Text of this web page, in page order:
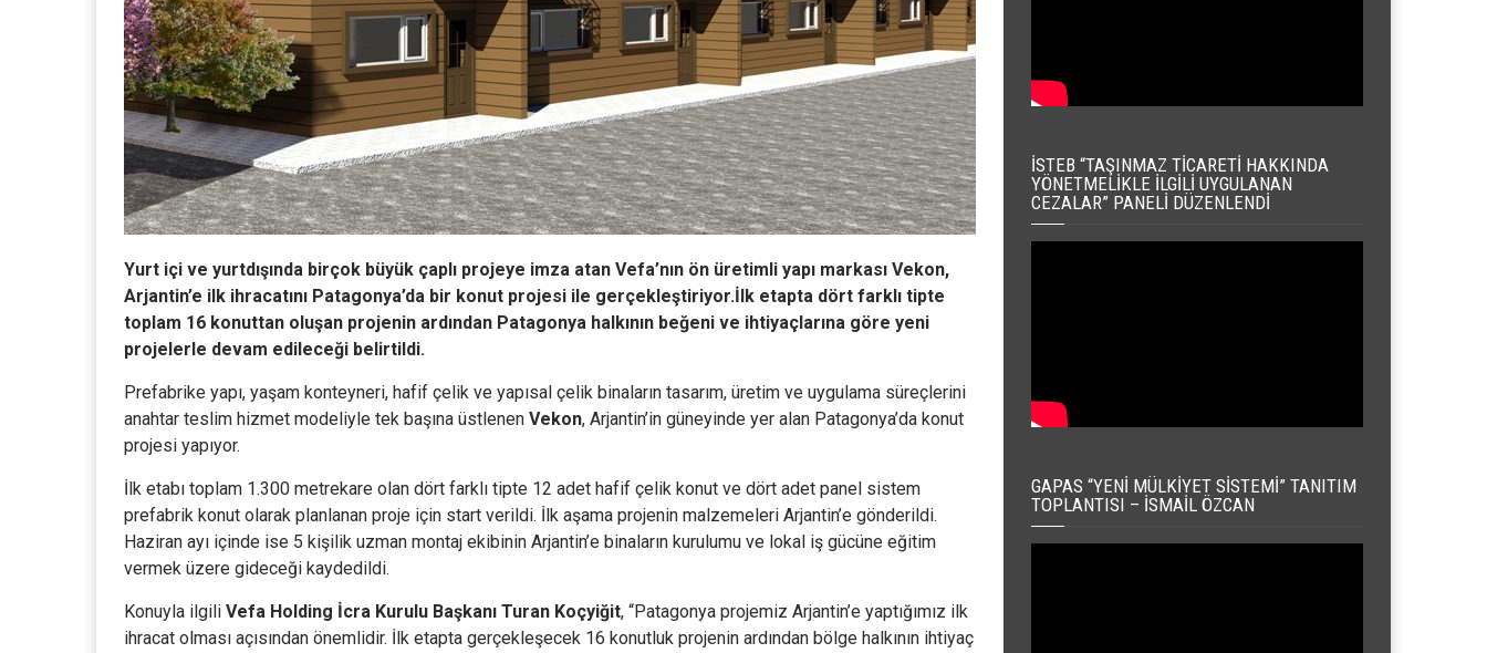
Yurt içi ve yurtdışında birçok büyük çaplı projeye imza atan Vefa’nın ön üretimli yapı markası Vekon,
Arjantin’e ilk ihracatını Patagonya’da bir konut projesi ile gerçekleştiriyor.İlk etapta dört farklı tipte
toplam 16 konuttan oluşan projenin ardından Patagonya halkının beğeni ve ihtiyaçlarına göre yeni
projelerle devam edileceği belirtildi.
Prefabrike yapı, yaşam konteyneri, hafif çelik ve yapısal çelik binaların tasarım, üretim ve uygulama süreçlerini
anahtar teslim hizmet modeliyle tek başına üstlenen Vekon, Arjantin’in güneyinde yer alan Patagonya’da konut
projesi yapıyor.
İlk etabı toplam 1.300 metrekare olan dört farklı tipte 12 adet hafif çelik konut ve dört adet panel sistem
prefabrik konut olarak planlanan proje için start verildi. İlk aşama projenin malzemeleri Arjantin’e gönderildi.
Haziran ayı içinde ise 5 kişilik uzman montaj ekibinin Arjantin’e binaların kurulumu ve lokal iş gücüne eğitim
vermek üzere gideceği kaydedildi.
Konuyla ilgili Vefa Holding İcra Kurulu Başkanı Turan Koçyiğit, “Patagonya projemiz Arjantin’e yaptığımız ilk
ihracat olması açısından önemlidir. İlk etapta gerçekleşecek 16 konutluk projenin ardından bölge halkının ihtiyaç
İSTEB “TAŞINMAZ TICARETI HAKKINDA
YÖNETMELIKLE İLGILI UYGULANAN
CEZALAR” PANELI DÜZENLENDI
GAPAS “YENI MÜLKIYET SISTEMI” TANITIM
TOPLANTISI – İSMAIL ÖZCAN